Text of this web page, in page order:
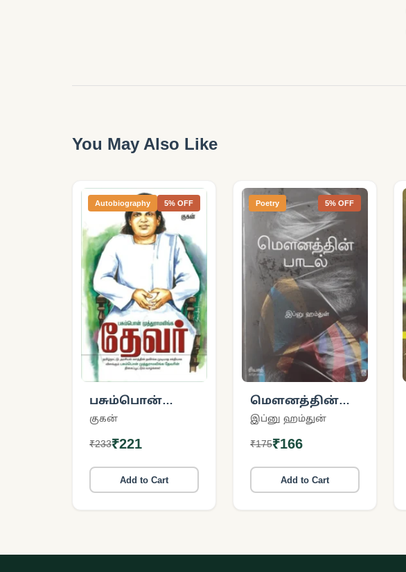
You May Also Like
Autobiography 5% OFF
பசும்பொன்
முத்துராமலிங்க
குகன்
₹233₹221
Add to Cart
Poetry 5% OFF
மௌனத்தின்
பாடல்
இப்னு ஹம்துன்
₹175₹166
Add to Cart